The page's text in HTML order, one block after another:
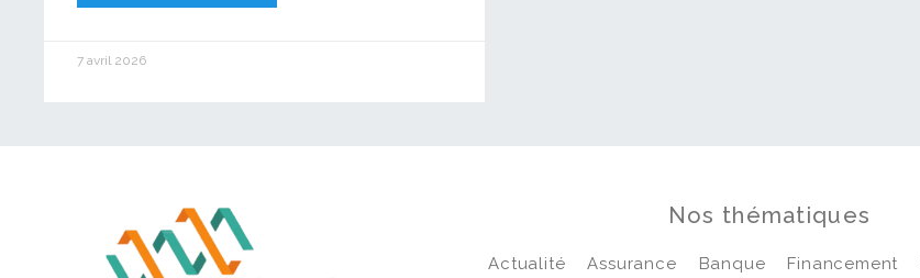
7 avril 2026
Nos thématiques
Actualité Assurance Banque Financement